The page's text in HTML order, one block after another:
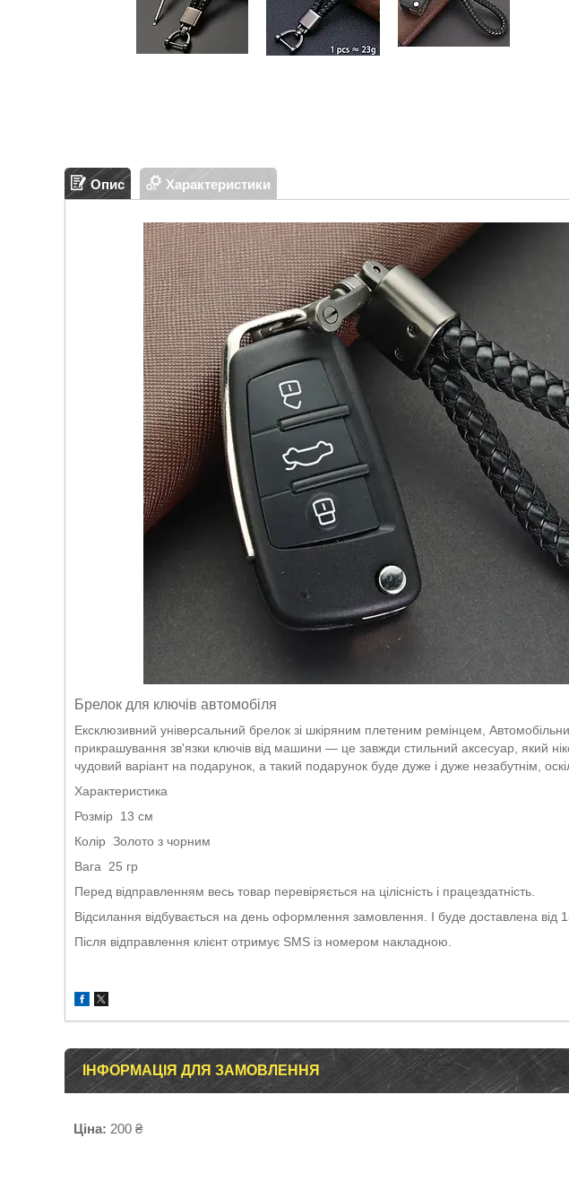
Опис Характеристики
Брелок для ключів автомобіля
Ексклюзивний універсальний брелок зі шкіряним плетеним ремінцем,
прикрашування зв'язки ключів від машини — це завжди стильний аксесуар, який
чудовий варіант на подарунок, а такий подарунок буде дуже і дуже незабутнім,
Характеристика
Розмір 13 см
Колір Золото з чорним
Вага 25 гр
Перед відправленням весь товар перевіряється на цілісність і працездатність.
Відсилання відбувається на день оформлення замовлення. І буде доставлена від
Після відправлення клієнт отримує SMS із номером накладною.
ІНФОРМАЦІЯ ДЛЯ ЗАМОВЛЕННЯ
Ціна: 200 ₴